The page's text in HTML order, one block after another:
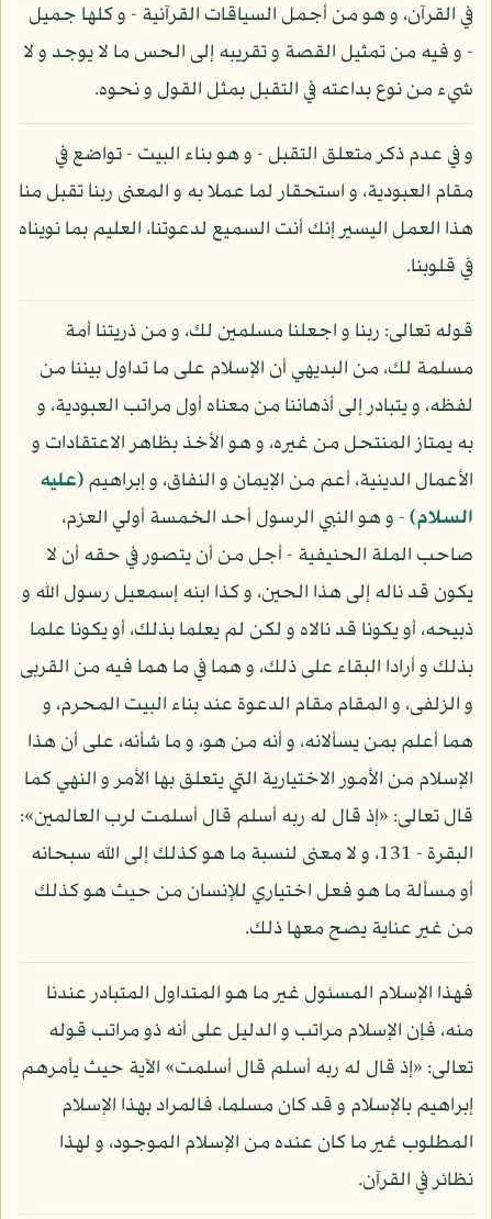
في القرآن، و هو من أجمل السياقات القرآنية - و كلها جميل
- و فيه من تمثيل القصة و تقريبه إلى الحس ما لا يوجد و لا
شيء من نوع بداعته في التقبل بمثل القول و نحوه.
و في عدم ذكر متعلق التقبل - و هو بناء البيت - تواضع في
مقام العبودية، و استحقار لما عملا به و المعنى ربنا تقبل منا
هذا العمل اليسير إنك أنت السميع لدعوتنا، العليم بما نويناه
في قلوبنا.
قوله تعالى: ربنا و اجعلنا مسلمين لك، و من ذريتنا أمة
مسلمة لك، من البديهي أن الإسلام على ما تداول بيننا من
لفظه، و يتبادر إلى أذهاننا من معناه أول مراتب العبودية، و
به يمتاز المنتحل من غيره، و هو الأخذ بظاهر الاعتقادات و
الأعمال الدينية، أعم من الإيمان و النفاق، و إبراهيم(عليه
السلام)- و هو النبي الرسول أحد الخمسة أولي العزم،
صاحب الملة الحنيفية - أجل من أن يتصور في حقه أن لا
يكون قد ناله إلى هذا الحين، و كذا ابنه إسمعيل رسول الله و
ذبيحه، أو يكونا قد نالاه و لكن لم يعلما بذلك، أو يكونا علما
بذلك و أرادا البقاء على ذلك، و هما في ما هما فيه من القربى
و الزلفى، و المقام مقام الدعوة عند بناء البيت المحرم، و
هما أعلم بمن يسألانه، و أنه من هو، و ما شأنه، على أن هذا
الإسلام من الأمور الاختيارية التي يتعلق بها الأمر و النهي كما
قال تعالى: «إذ قال له ربه أسلم قال أسلمت لرب العالمين»:
البقرة - 131، و لا معنى لنسبة ما هو كذلك إلى الله سبحانه
أو مسألة ما هو فعل اختياري للإنسان من حيث هو كذلك
من غير عناية يصح معها ذلك.
فهذا الإسلام المسئول غير ما هو المتداول المتبادر عندنا
منه، فإن الإسلام مراتب و الدليل على أنه ذو مراتب قوله
تعالى: «إذ قال له ربه أسلم قال أسلمت» الآية حيث يأمرهم
إبراهيم بالإسلام و قد كان مسلما، فالمراد بهذا الإسلام
المطلوب غير ما كان عنده من الإسلام الموجود، و لهذا
نظائر في القرآن.